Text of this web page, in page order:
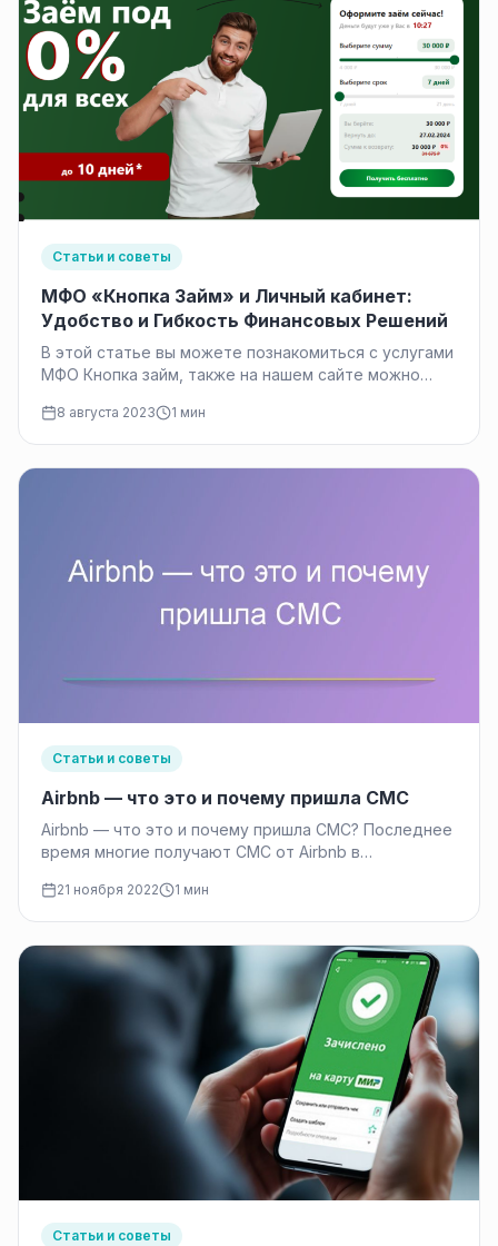
Статьи и советы
МФО «Кнопка Займ» и Личный кабинет:
Удобство и Гибкость Финансовых Решений
В этой статье вы можете познакомиться с услугами
МФО Кнопка займ, также на нашем сайте можно
8 августа 2023 1 мин
Статьи и советы
Airbnb — что это и почему пришла СМС
Airbnb — что это и почему пришла СМС? Последнее
время многие получают СМС от Airbnb в
21 ноября 2022 1 мин
Статьи и советы